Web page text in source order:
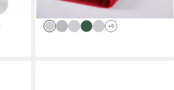
38,99 €
+6